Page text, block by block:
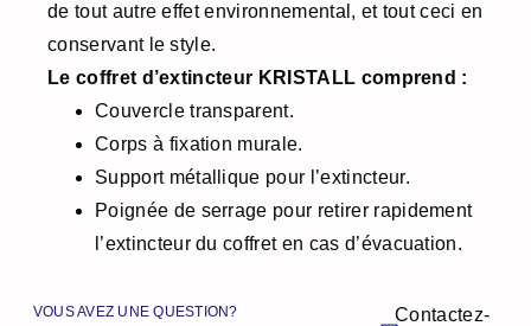
de tout autre effet environnemental, et tout ceci en
conservant le style.
Le coffret d’extincteur KRISTALL comprend :
Couvercle transparent.
Corps à fixation murale.
Support métallique pour l’extincteur.
Poignée de serrage pour retirer rapidement
l’extincteur du coffret en cas d’évacuation.
VOUS AVEZ UNE QUESTION?
Contactez-